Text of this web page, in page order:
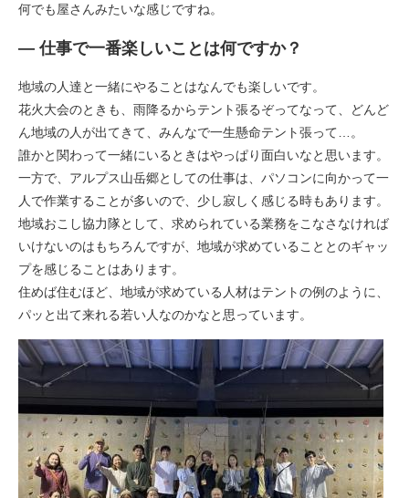
何でも屋さんみたいな感じですね。​
― 仕事で一番楽しいことは何ですか？
地域の人達と一緒にやることはなんでも楽しいです。
花火大会のときも、雨降るからテント張るぞってなって、どんど
ん地域の人が出てきて、みんなで一生懸命テント張って…。
誰かと関わって一緒にいるときはやっぱり面白いなと思います。
一方で、アルプス山岳郷としての仕事は、パソコンに向かって一
人で作業することが多いので、少し寂しく感じる時もあります。
地域おこし協力隊として、求められている業務をこなさなければ
いけないのはもちろんですが、地域が求めていることとのギャッ
プを感じることはあります。
住めば住むほど、地域が求めている人材はテントの例のように、
パッと出て来れる若い人なのかなと思っています。